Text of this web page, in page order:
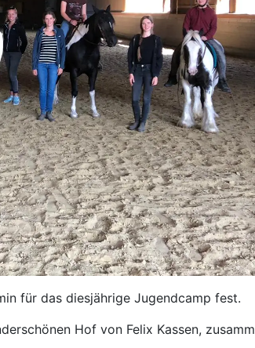
für das diesjährige Jugendcamp fest.
Hof von Felix Kassen,